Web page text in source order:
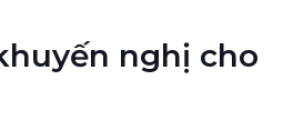
nghị cho